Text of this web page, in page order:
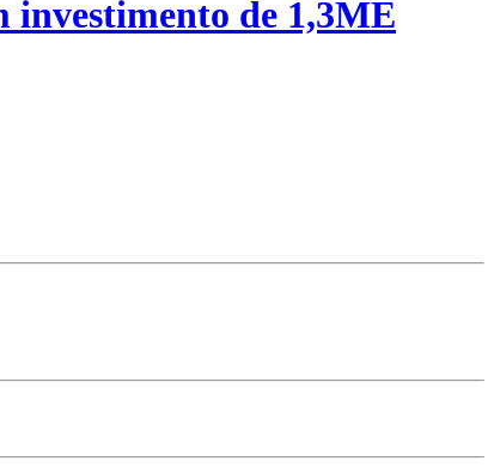
investimento de 1,3ME